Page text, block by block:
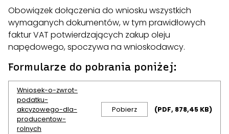
Obowiązek dołączenia do wniosku wszystkich
wymaganych dokumentów, w tym prawidłowych
faktur VAT potwierdzających zakup oleju
napędowego, spoczywa na wnioskodawcy.
Formularze do pobrania poniżej:
Wniosek-o-zwrot-
podatku-
akcyzowego-dla-
producentow-
rolnych
Pobierz (PDF, 878,45 KB)